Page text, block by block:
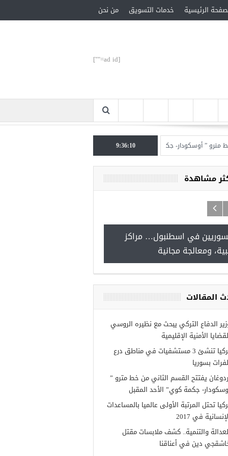
الرئيسية خدمات التسويق من نحن
[ad id=""]
أوسكودار- جكمة كوي” الأحد المقبل9:36:11
مشاهدة
في اسطنبول… مراكز
ومعالجة مجانية
المقالات
الدفاع التركي يبحث مع نظيره الروسي
الأمنية الإقليمية
تركيا تنشئ 3 مستشفيات في مناطق درع
بسوريا
يفتتح القسم الثاني من خط مترو ”
جكمة كوي” الأحد المقبل
تحتل المرتبة الأولى عالميا بالمساعدات
في 2017
والتنمية.. كشف ملابسات مقتل
دين في أعناقنا